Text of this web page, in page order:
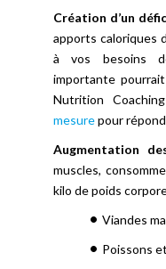
Création d’un
apports caloriques
à vos besoins
importante
Nutrition
mesurepour
Augmentation
muscles,
kilo de poids
Viandes
Poissons